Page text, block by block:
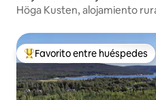
Höga Kusten, alojamiento
Favorito entre huéspedes
Favorito entre huéspedes